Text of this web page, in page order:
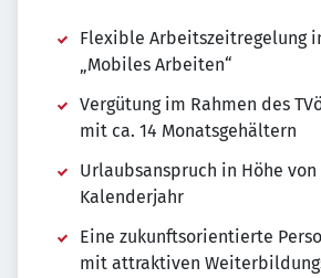
Flexible Arbeitszeitregelung
„Mobiles Arbeiten“
Vergütung im Rahmen des
mit ca. 14 Monatsgehältern
Urlaubsanspruch in Höhe von
Kalenderjahr
Eine zukunftsorientierte
mit attraktiven